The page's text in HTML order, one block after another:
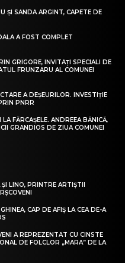
ȘI SANDA ARGINT, CAPETE DE
A FOST COMPLET
GRIGORE, INVITAȚI SPECIALI DE
FRUNZARU AL COMUNEI
A DEȘEURILOR. INVESTIȚIE
PNRR
FĂRCAȘELE. ANDREEA BĂNICĂ,
GRANDIOS DE ZIUA COMUNEI
LINO, PRINTRE ARTIȘTII
CAP DE AFIȘ LA CEA DE-A
A REPREZENTAT CU CINSTE
DE FOLCLOR „MARA” DE LA